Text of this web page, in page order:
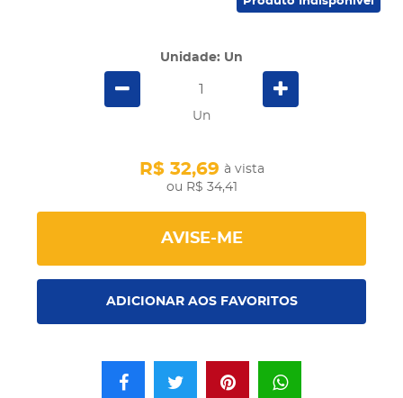
Unidade: Un
Un
R$ 34,41
R$ 32,69 à vista
AVISE-ME
ADICIONAR AOS FAVORITOS